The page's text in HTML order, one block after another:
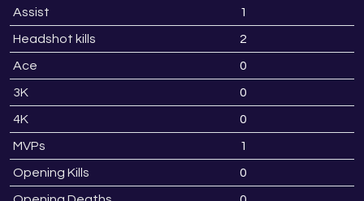
Assist 1
Headshot kills 2
Ace 0
3K 0
4K 0
MVPs 1
Opening Kills 0